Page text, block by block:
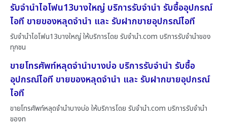
รับจำนำไอโฟน13บางใหญ่ บริการรับจำนำ รับซื้ออุปกรณ์
ไอที ขายของหลุดจำนำ และ รับฝากขายอุปกรณ์ไอที
รับจำนำไอโฟน13บางใหญ่ ให้บริการโดย รับจํานํา.com บริการรับจำนำของ
ทุกชน
ขายโทรศัพท์หลุดจำนำบางบ่อ บริการรับจำนำ รับซื้อ
อุปกรณ์ไอที ขายของหลุดจำนำ และ รับฝากขายอุปกรณ์
ไอที
ขายโทรศัพท์หลุดจำนำบางบ่อ ให้บริการโดย รับจํานํา.com บริการรับจำนำ
ของท